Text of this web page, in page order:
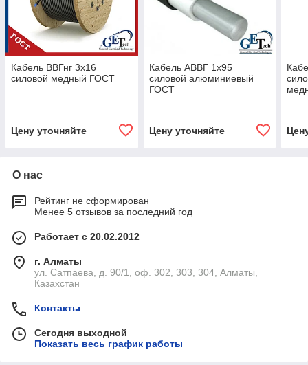
Кабель ВВГнг 3х16
силовой медный ГОСТ
Цену уточняйте
Кабель АВВГ 1х95
силовой алюминиевый
ГОСТ
Цену уточняйте
О нас
Рейтинг не сформирован
Менее 5 отзывов за последний год
Работает с 20.02.2012
г. Алматы
ул. Сатпаева, д. 90/1, оф. 302, 303, 304, Алматы,
Казахстан
Контакты
Сегодня выходной
Показать весь график работы